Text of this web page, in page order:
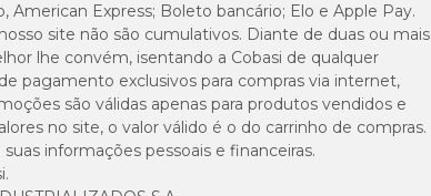
American Express; Boleto bancário; Elo e Apple Pay.
site não são cumulativos. Diante de duas ou mais
lhe convém, isentando a Cobasi de qualquer
pagamento exclusivos para compras via internet,
são válidas apenas para produtos vendidos e
no site, o valor válido é o do carrinho de compras.
informações pessoais e financeiras.